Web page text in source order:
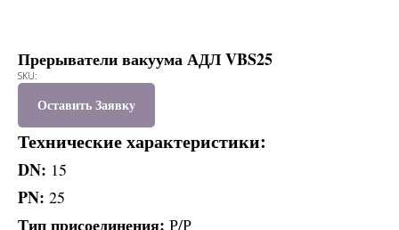
Прерыватели вакуума АДЛ VBS25
SKU:
Оставить Заявку
Технические характеристики:
DN: 15
PN: 25
Тип присоединения: Р/Р